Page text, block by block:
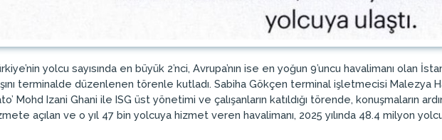
yolcu sayısında en büyük 2’nci, Avrupa’nın ise en yoğun 9’uncu havalimanı olan
terminalde düzenlenen törenle kutladı. Sabiha Gökçen terminal işletmecisi Malezya
Mohd Izani Ghani ile ISG üst yönetimi ve çalışanların katıldığı törende, konuşmaların
açılan ve o yıl 47 bin yolcuya hizmet veren havalimanı, 2025 yılında 48.4 milyon